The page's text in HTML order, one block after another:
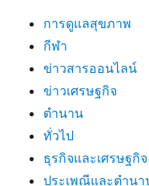
การดูแลสุขภาพ
กีฬา
ข่าวสารออนไลน์
ข่าวเศรษฐกิจ
ตำนาน
ทั่วไป
ธุรกิจและเศรษฐกิจ
ประเพณีและตำนา